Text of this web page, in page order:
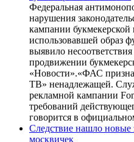
Федеральная
нарушения
кампании
использовавшей образ
выявило
продвижении
«Новости».«ФАС
ТВ» ненадлежащей.
рекламной кампании
требований
говорится в
Следствие нашло новые
москвичек